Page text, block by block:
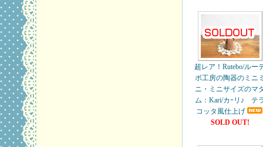
超レア！Rutebo/ルー
ボ工房の陶器のミニ
ニ・ミニサイズのマ
ム：Kari/カｰリ♪ テ
コッタ風仕上げ
SOLD OUT!